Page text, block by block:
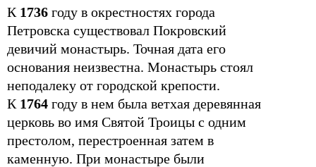
К 1736 году в окрестностях города
Петровска существовал Покровский
девичий монастырь. Точная дата его
основания неизвестна. Монастырь стоял
неподалеку от городской крепости.
К 1764 году в нем была ветхая деревянная
церковь во имя Святой Троицы с одним
престолом, перестроенная затем в
каменную. При монастыре были